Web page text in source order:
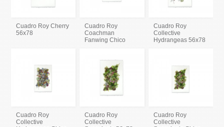
Cuadro Roy Cherry
56x78
Cuadro Roy
Coachman
Fanwing Chico
Cuadro Roy
Collective
Hydrangeas 56x78
Cuadro Roy
Collective
Cuadro Roy
Collective
Cuadro Roy
Collective